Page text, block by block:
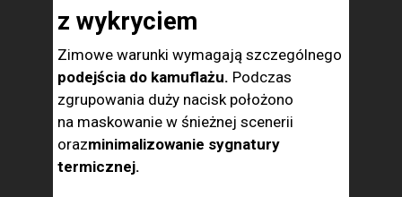
z wykryciem
Zimowe warunki wymagają szczególnego
podejścia do kamuflażu. Podczas
zgrupowania duży nacisk położono
na maskowanie w śnieżnej scenerii
orazminimalizowanie sygnatury
termicznej.